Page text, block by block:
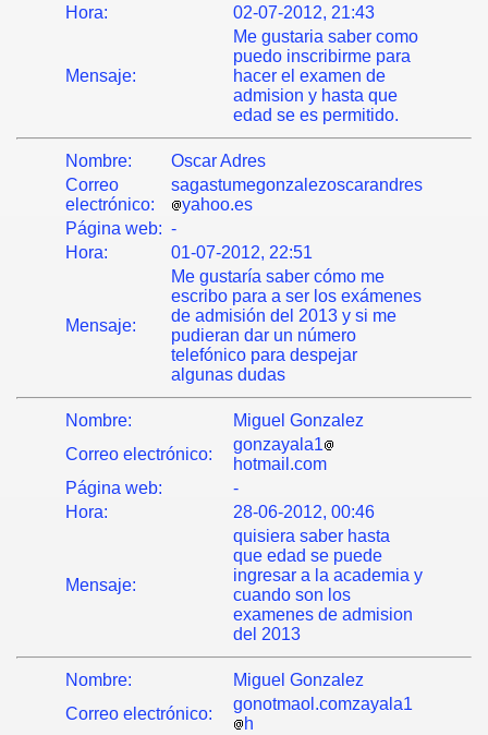
Hora:
02-07-2012, 21:43
Mensaje:
Me gustaria saber como
puedo inscribirme para
hacer el examen de
admision y hasta que
edad se es permitido.
Nombre:
Oscar Adres
Correo
electrónico:
sagastumegonzalezoscarandres
yahoo.es
Página web: -
Hora:
01-07-2012, 22:51
Mensaje:
Me gustaría saber cómo me
escribo para a ser los exámenes
de admisión del 2013 y si me
pudieran dar un número
telefónico para despejar
algunas dudas
Nombre:
Miguel Gonzalez
Correo electrónico:
gonzayala1
hotmail.com
Página web:
-
Hora:
28-06-2012, 00:46
Mensaje:
quisiera saber hasta
que edad se puede
ingresar a la academia y
cuando son los
examenes de admision
del 2013
Nombre:
Miguel Gonzalez
Correo electrónico:
gonotmaol.comzayala1
h